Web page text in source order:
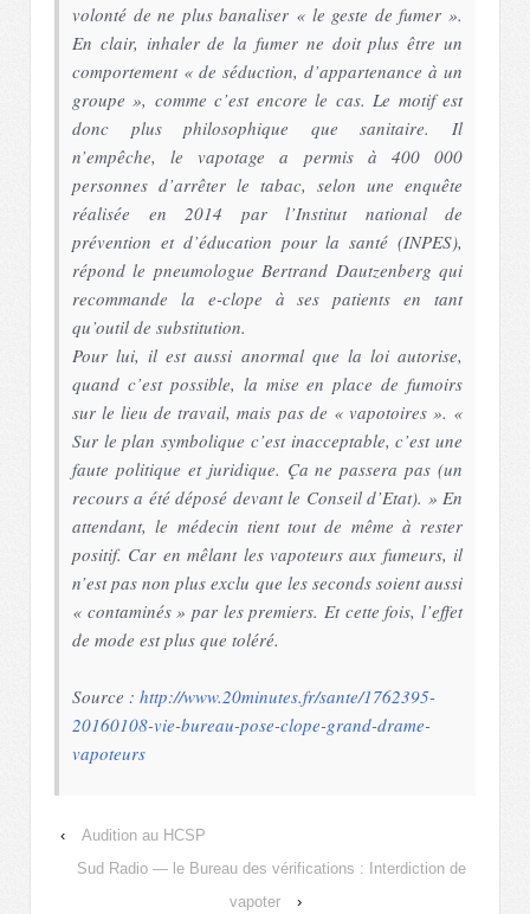
volonté de ne plus banaliser « le geste de fumer ».
En clair, inhaler de la fumer ne doit plus être un
comportement « de séduction, d’appartenance à un
groupe », comme c’est encore le cas. Le motif est
donc plus philosophique que sanitaire. Il
n’empêche, le vapotage a permis à 400 000
personnes d’arrêter le tabac, selon une enquête
réalisée en 2014 par l’Institut national de
prévention et d’éducation pour la santé (INPES),
répond le pneumologue Bertrand Dautzenberg qui
recommande la e-clope à ses patients en tant
qu’outil de substitution.
Pour lui, il est aussi anormal que la loi autorise,
quand c’est possible, la mise en place de fumoirs
sur le lieu de travail, mais pas de « vapotoires ». «
Sur le plan symbolique c’est inacceptable, c’est une
faute politique et juridique. Ça ne passera pas (un
recours a été déposé devant le Conseil d’Etat). » En
attendant, le médecin tient tout de même à rester
positif. Car en mêlant les vapoteurs aux fumeurs, il
n’est pas non plus exclu que les seconds soient aussi
« contaminés » par les premiers. Et cette fois, l’effet
de mode est plus que toléré.
Source : http://www.20minutes.fr/sante/1762395-
20160108-vie-bureau-pose-clope-grand-drame-
vapoteurs
‹
Audition au HCSP
Sud Radio — le Bureau des vérifications : Interdiction de
vapoter
›